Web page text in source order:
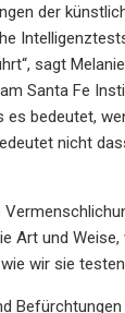
der
sagt
Santa Fe
es bedeutet,
nicht
Art und
wir sie